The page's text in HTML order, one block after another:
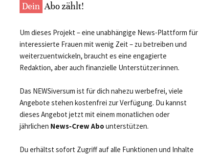
Dein Abo zählt!
Um dieses Projekt – eine unabhängige News-Plattform für
interessierte Frauen mit wenig Zeit – zu betreiben und
weiterzuentwickeln, braucht es eine engagierte
Redaktion, aber auch finanzielle Unterstützer:innen.
Das NEWSiversum ist für dich nahezu werbefrei, viele
Angebote stehen kostenfrei zur Verfügung. Du kannst
dieses Angebot jetzt mit einem monatlichen oder
jährlichen News-Crew Abounterstützen.
Du erhältst sofort Zugriff auf alle Funktionen und Inhalte